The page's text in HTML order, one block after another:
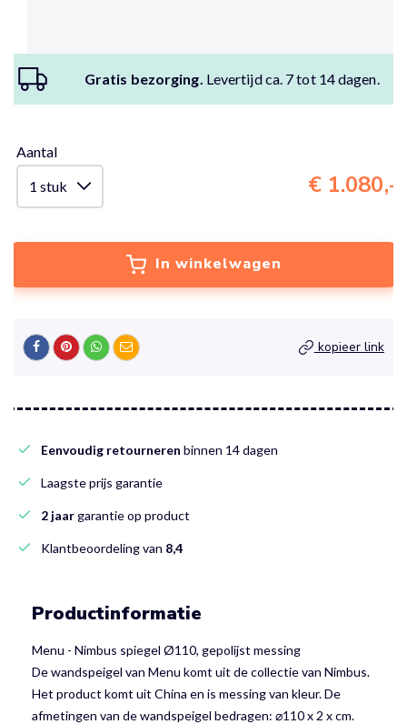
Gratis bezorging. Levertijd ca. 7 tot 14 dagen.
Aantal
€ 1.080,-
In winkelwagen
kopieer link
Eenvoudig retourneren binnen 14 dagen
Laagste prijs garantie
2 jaargarantie op product
Klantbeoordeling van 8,4
Productinformatie
Menu - Nimbus spiegel Ø110, gepolijst messing
De wandspeigel van Menu komt uit de collectie van Nimbus.
Het product komt uit China en is messing van kleur. De
afmetingen van de wandspeigel bedragen: ⌀110 x 2 x cm.